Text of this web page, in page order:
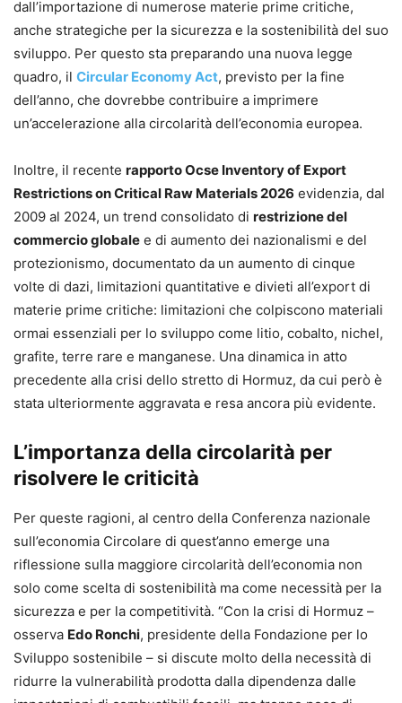
dall’importazione di numerose materie prime critiche,
anche strategiche per la sicurezza e la sostenibilità del suo
sviluppo. Per questo sta preparando una nuova legge
quadro, il Circular Economy Act, previsto per la fine
dell’anno, che dovrebbe contribuire a imprimere
un’accelerazione alla circolarità dell’economia europea.
Inoltre, il recente rapporto Ocse Inventory of Export
Restrictions on Critical Raw Materials 2026 evidenzia, dal
2009 al 2024, un trend consolidato di restrizione del
commercio globale e di aumento dei nazionalismi e del
protezionismo, documentato da un aumento di cinque
volte di dazi, limitazioni quantitative e divieti all’export di
materie prime critiche: limitazioni che colpiscono materiali
ormai essenziali per lo sviluppo come litio, cobalto, nichel,
grafite, terre rare e manganese. Una dinamica in atto
precedente alla crisi dello stretto di Hormuz, da cui però è
stata ulteriormente aggravata e resa ancora più evidente.
L’importanza della circolarità per
risolvere le criticità
Per queste ragioni, al centro della Conferenza nazionale
sull’economia Circolare di quest’anno emerge una
riflessione sulla maggiore circolarità dell’economia non
solo come scelta di sostenibilità ma come necessità per la
sicurezza e per la competitività. “Con la crisi di Hormuz –
osserva Edo Ronchi, presidente della Fondazione per lo
Sviluppo sostenibile – si discute molto della necessità di
ridurre la vulnerabilità prodotta dalla dipendenza dalle